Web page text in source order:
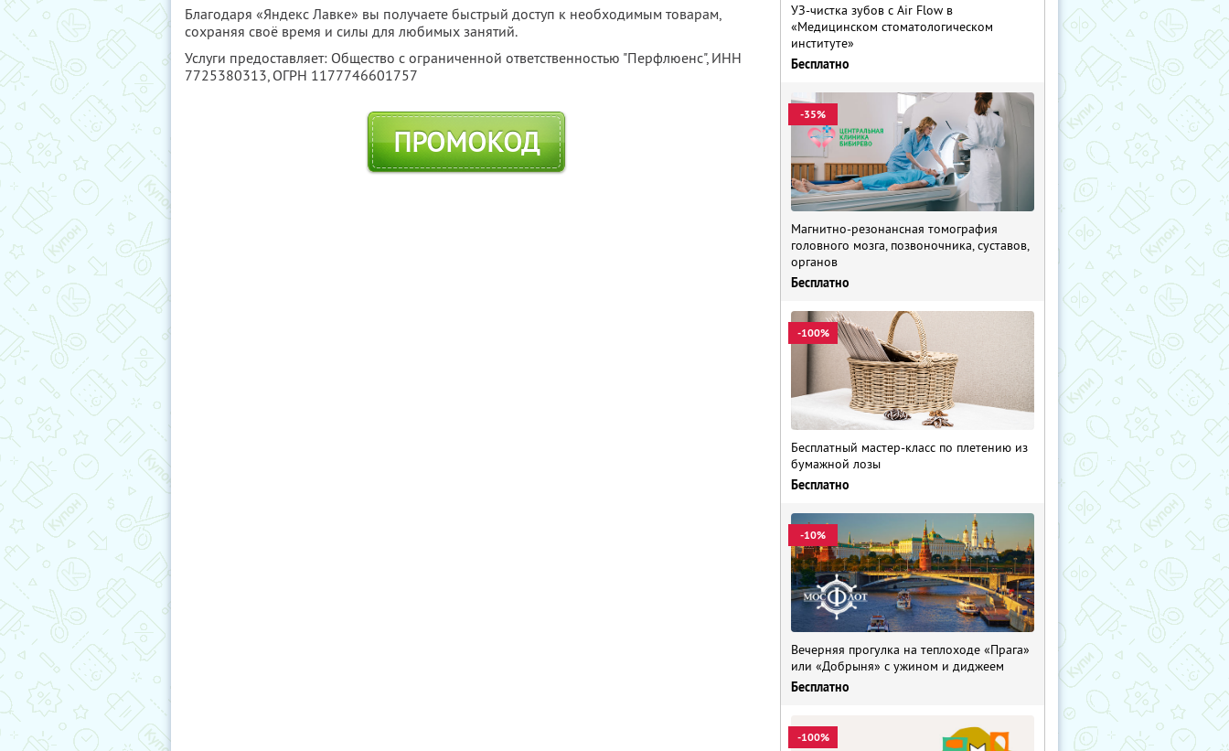
Благодаря «Яндекс Лавке» вы получаете быстрый доступ к необходимым товарам,
сохраняя своё время и силы для любимых занятий.
Услуги предоставляет: Общество с ограниченной ответственностью "Перфлюенс", ИНН
7725380313, ОГРН 1177746601757
ПРОМОКОД
УЗ-чистка зубов с Air Flow в
«Медицинском стоматологическом
институте»
Бесплатно
-35%
Магнитно-резонансная томография
головного мозга, позвоночника, суставов,
органов
Бесплатно
-100%
Бесплатный мастер-класс по плетению из
бумажной лозы
Бесплатно
-10%
Вечерняя прогулка на теплоходе «Прага»
или «Добрыня» с ужином и диджеем
Бесплатно
-100%